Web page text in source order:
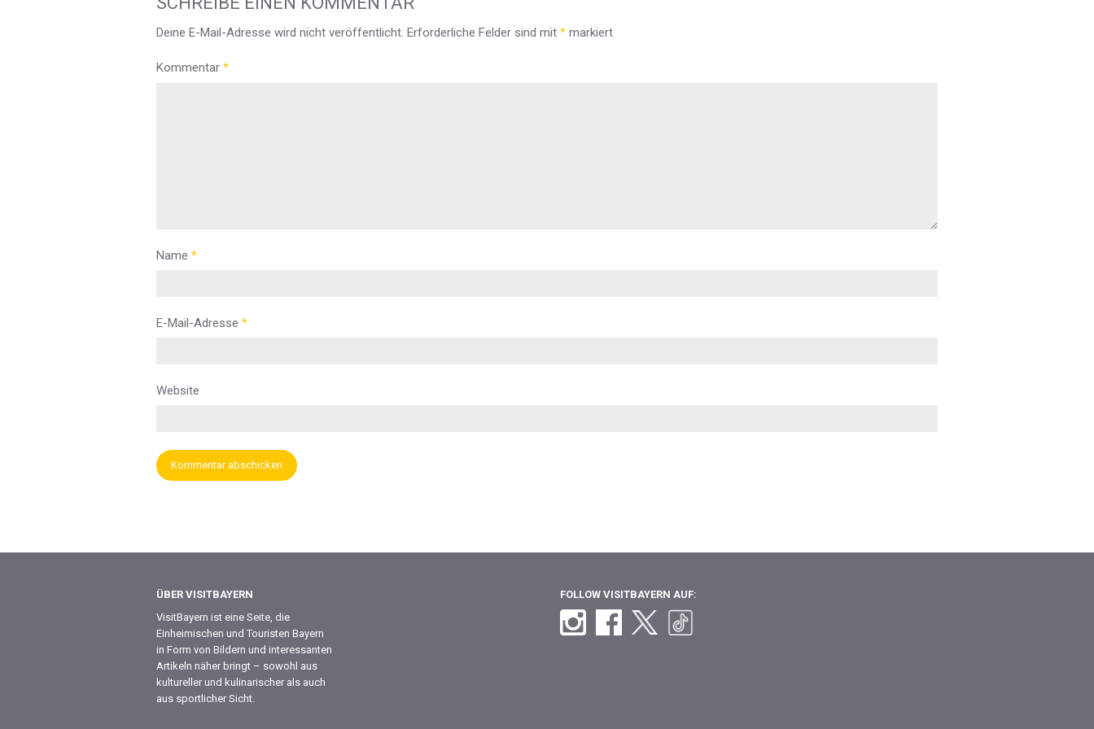
Deine E-Mail-Adresse wird nicht veröffentlicht. Erforderliche Felder sind mit * markiert
Kommentar *
Name *
E-Mail-Adresse *
Website
ÜBER VISITBAYERN
VisitBayern ist eine Seite, die
Einheimischen und Touristen Bayern
in Form von Bildern und interessanten
Artikeln näher bringt – sowohl aus
kultureller und kulinarischer als auch
aus sportlicher Sicht.
FOLLOW VISITBAYERN AUF: